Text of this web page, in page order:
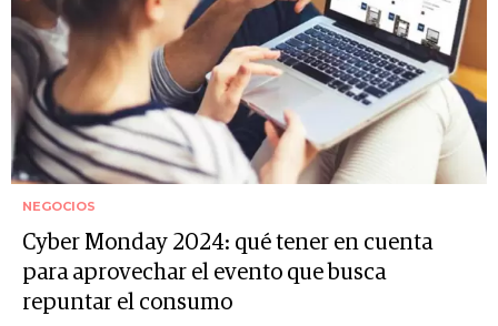
NEGOCIOS
Cyber Monday 2024: qué tener en cuenta
para aprovechar el evento que busca
repuntar el consumo